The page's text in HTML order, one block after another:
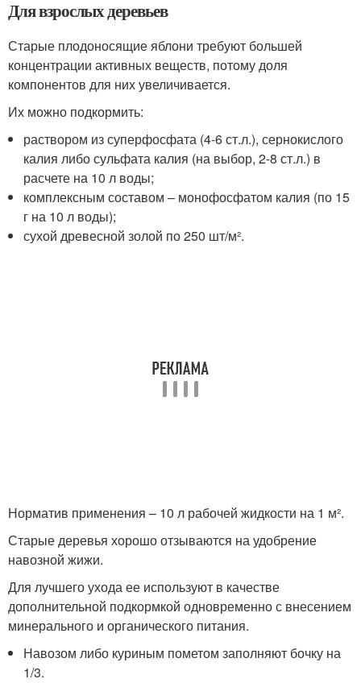
Для взрослых деревьев
Старые плодоносящие яблони требуют большей
концентрации активных веществ, потому доля
компонентов для них увеличивается.
Их можно подкормить:
раствором из суперфосфата (4-6 ст.л.), сернокислого
калия либо сульфата калия (на выбор, 2-8 ст.л.) в
расчете на 10 л воды;
комплексным составом – монофосфатом калия (по 15
г на 10 л воды);
сухой древесной золой по 250 шт/м².
Норматив применения – 10 л рабочей жидкости на 1 м².
Старые деревья хорошо отзываются на удобрение
навозной жижи.
Для лучшего ухода ее используют в качестве
дополнительной подкормкой одновременно с внесением
минерального и органического питания.
Навозом либо куриным пометом заполняют бочку на
1/3.